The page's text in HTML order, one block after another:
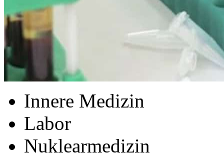
Innere Medizin
Labor
Nuklearmedizin